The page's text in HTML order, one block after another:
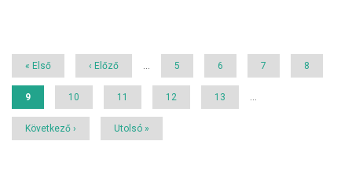
Első
« Első
Előző
‹ Előző Page
5 Page
6 Page
7 Page
8
Jelenlegi
9 Page
10 Page
11 Page
12 Page
13
Következő
Következő ›
Utolsó
Utolsó »